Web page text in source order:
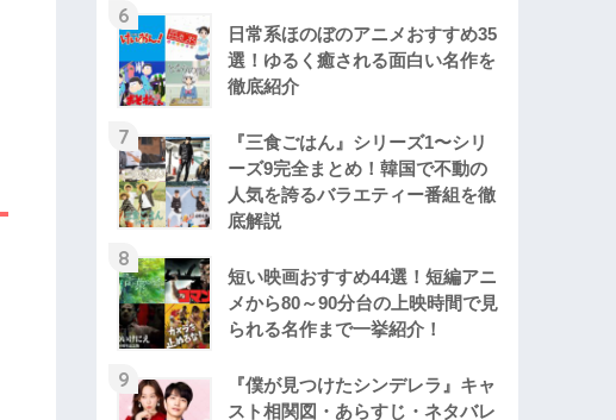
6
日常系ほのぼのアニメおすすめ35
選！ゆるく癒される面白い名作を
徹底紹介
7
『三食ごはん』シリーズ1〜シリ
ーズ9完全まとめ！韓国で不動の
人気を誇るバラエティー番組を徹
底解説
8
短い映画おすすめ44選！短編アニ
メから80～90分台の上映時間で見
られる名作まで一挙紹介！
9
『僕が見つけたシンデレラ』キャ
スト相関図・あらすじ・ネタバレ